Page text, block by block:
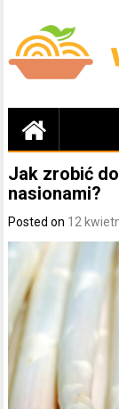
content
Jak zrobić
nasionami?
Posted on 12